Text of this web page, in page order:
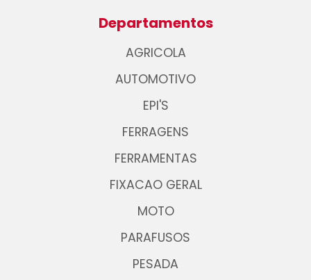
Departamentos
AGRICOLA
AUTOMOTIVO
EPI'S
FERRAGENS
FERRAMENTAS
FIXACAO GERAL
MOTO
PARAFUSOS
PESADA